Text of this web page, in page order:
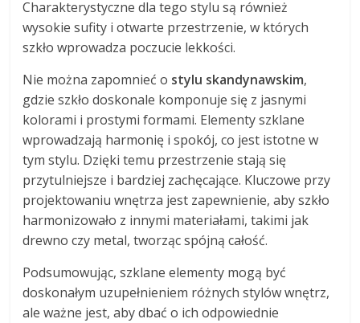
Charakterystyczne dla tego stylu są również
wysokie sufity i otwarte przestrzenie, w których
szkło wprowadza poczucie lekkości.
Nie można zapomnieć o stylu skandynawskim,
gdzie szkło doskonale komponuje się z jasnymi
kolorami i prostymi formami. Elementy szklane
wprowadzają harmonię i spokój, co jest istotne w
tym stylu. Dzięki temu przestrzenie stają się
przytulniejsze i bardziej zachęcające. Kluczowe przy
projektowaniu wnętrza jest zapewnienie, aby szkło
harmonizowało z innymi materiałami, takimi jak
drewno czy metal, tworząc spójną całość.
Podsumowując, szklane elementy mogą być
doskonałym uzupełnieniem różnych stylów wnętrz,
ale ważne jest, aby dbać o ich odpowiednie